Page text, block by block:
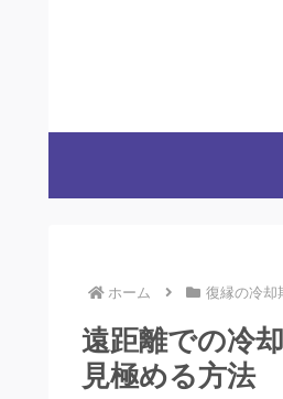
ホーム 復縁の冷却
遠距離での冷
見極める方法